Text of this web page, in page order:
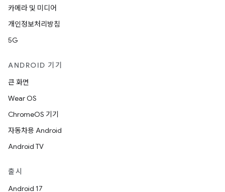
카메라 및 미디어
개인정보처리방침
5G
ANDROID 기기
큰 화면
Wear OS
ChromeOS 기기
자동차용 Android
Android TV
출시
Android 17